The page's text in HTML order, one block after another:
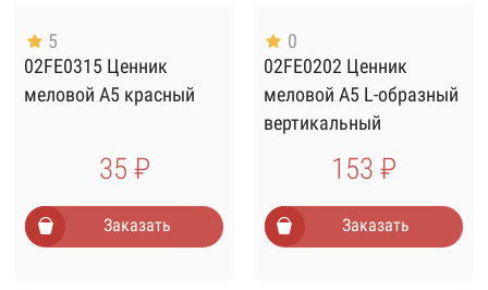
5
02FE0315 Ценник
меловой А5 красный
35 ₽
Заказать
0
02FE0202 Ценник
меловой А5 L-образный
вертикальный
153 ₽
Заказать